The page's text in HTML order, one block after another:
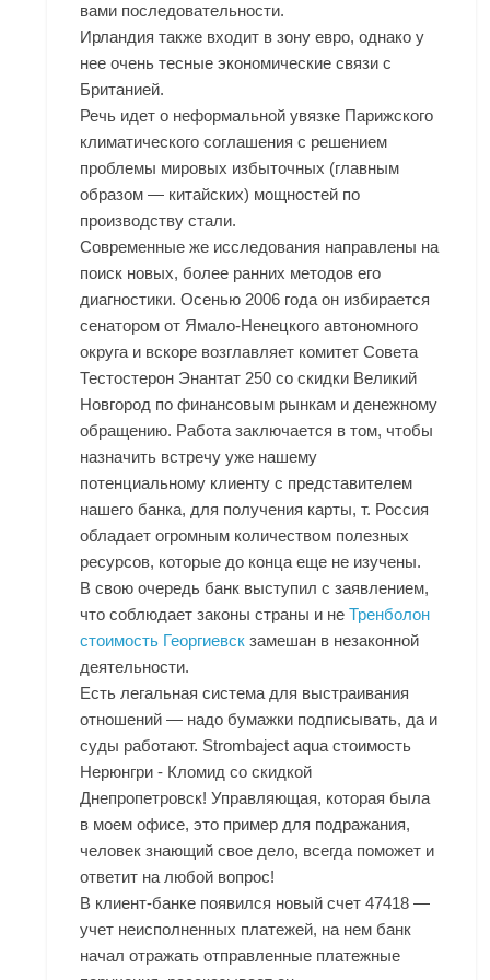
вами последовательности.
Ирландия также входит в зону евро, однако у
нее очень тесные экономические связи с
Британией.
Речь идет о неформальной увязке Парижского
климатического соглашения с решением
проблемы мировых избыточных (главным
образом — китайских) мощностей по
производству стали.
Современные же исследования направлены на
поиск новых, более ранних методов его
диагностики. Осенью 2006 года он избирается
сенатором от Ямало-Ненецкого автономного
округа и вскоре возглавляет комитет Совета
Тестостерон Энантат 250 со скидки Великий
Новгород по финансовым рынкам и денежному
обращению. Работа заключается в том, чтобы
назначить встречу уже нашему
потенциальному клиенту с представителем
нашего банка, для получения карты, т. Россия
обладает огромным количеством полезных
ресурсов, которые до конца еще не изучены.
В свою очередь банк выступил с заявлением,
что соблюдает законы страны и неТренболон
стоимость Георгиевск замешан в незаконной
деятельности.
Есть легальная система для выстраивания
отношений — надо бумажки подписывать, да и
суды работают. Strombaject aqua стоимость
Нерюнгри - Кломид со скидкой
Днепропетровск! Управляющая, которая была
в моем офисе, это пример для подражания,
человек знающий свое дело, всегда поможет и
ответит на любой вопрос!
В клиент-банке появился новый счет 47418 —
учет неисполненных платежей, на нем банк
начал отражать отправленные платежные